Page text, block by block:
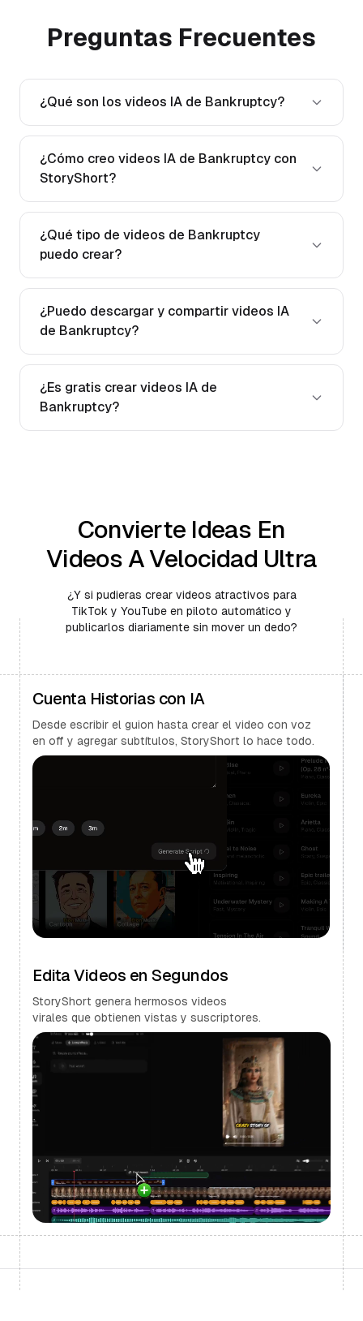
Preguntas Frecuentes
¿Qué son los videos IA de Bankruptcy?
¿Cómo creo videos IA de Bankruptcy con
StoryShort?
¿Qué tipo de videos de Bankruptcy
puedo crear?
¿Puedo descargar y compartir videos IA
de Bankruptcy?
¿Es gratis crear videos IA de
Bankruptcy?
Convierte Ideas En
Videos A Velocidad Ultra
¿Y si pudieras crear videos atractivos para
TikTok y YouTube en piloto automático y
publicarlos diariamente sin mover un dedo?
Cuenta Historias con IA
Desde escribir el guion hasta crear el video con voz
en off y agregar subtítulos, StoryShort lo hace todo.
Edita Videos en Segundos
StoryShort genera hermosos videos
virales que obtienen vistas y suscriptores.